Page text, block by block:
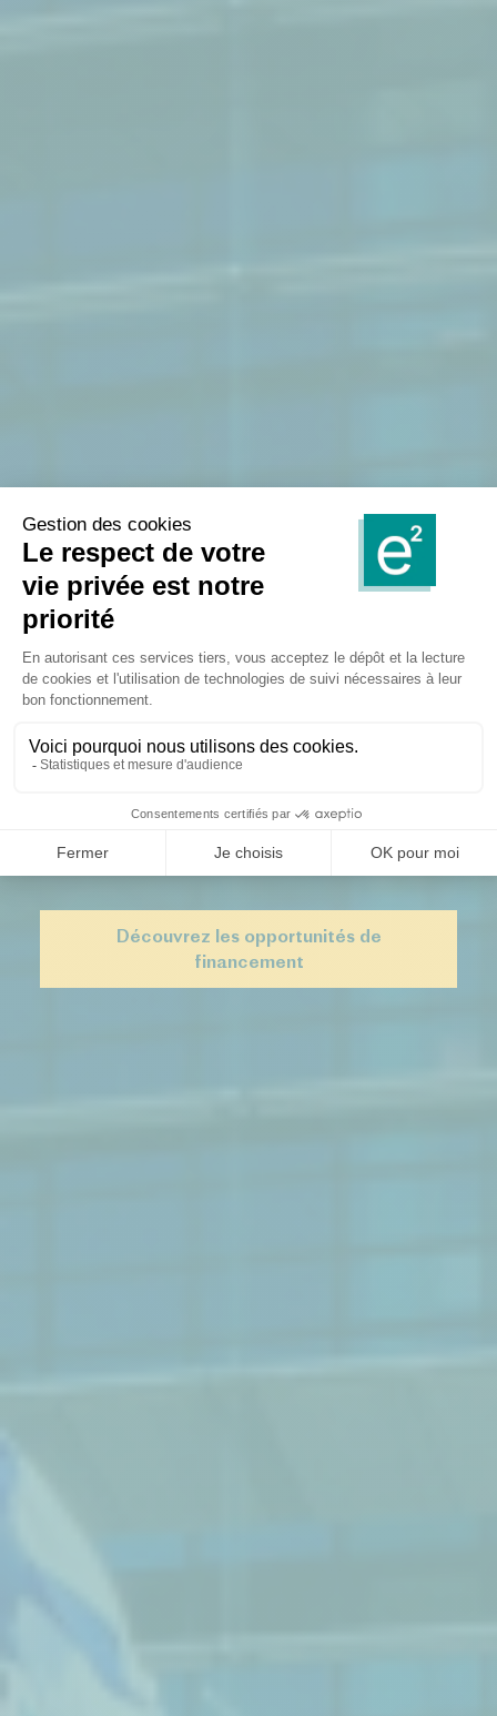
référence
du conseil
en financement
public
Découvrez les opportunités de
financement